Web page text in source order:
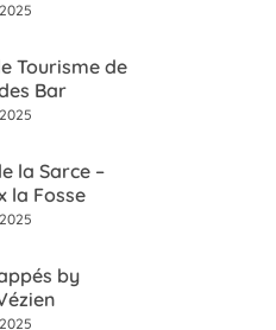
Tourisme de
Bar
la Sarce –
la Fosse
by